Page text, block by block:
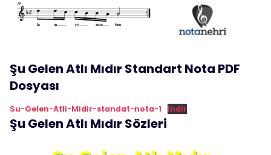
Şu Gelen Atlı Mıdır Standart Nota PDF
Dosyası
Su-Gelen-Atli-Midir-standat-nota-1 İndir
Şu Gelen Atlı Mıdır Sözleri